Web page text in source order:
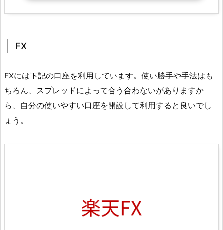
FX
FXには下記の口座を利用しています。使い勝手や手法はも
ちろん、スプレッドによって合う合わないがありますか
ら、自分の使いやすい口座を開設して利用すると良いでし
ょう。